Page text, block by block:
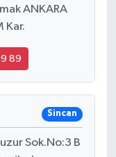
ANKARA
Kar.
89
Sincan
Sok.No:3 B